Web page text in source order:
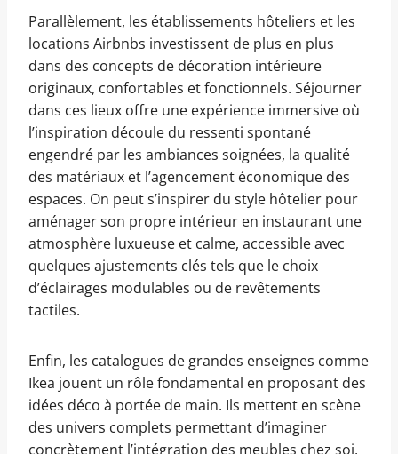
Parallèlement, les établissements hôteliers et les
locations Airbnbs investissent de plus en plus
dans des concepts de décoration intérieure
originaux, confortables et fonctionnels. Séjourner
dans ces lieux offre une expérience immersive où
l’inspiration découle du ressenti spontané
engendré par les ambiances soignées, la qualité
des matériaux et l’agencement économique des
espaces. On peut s’inspirer du style hôtelier pour
aménager son propre intérieur en instaurant une
atmosphère luxueuse et calme, accessible avec
quelques ajustements clés tels que le choix
d’éclairages modulables ou de revêtements
tactiles.
Enfin, les catalogues de grandes enseignes comme
Ikea jouent un rôle fondamental en proposant des
idées déco à portée de main. Ils mettent en scène
des univers complets permettant d’imaginer
concrètement l’intégration des meubles chez soi,